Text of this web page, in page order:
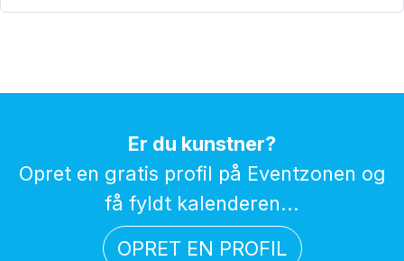
Er du kunstner?
Opret en gratis profil på Eventzonen og
få fyldt kalenderen...
OPRET EN PROFIL